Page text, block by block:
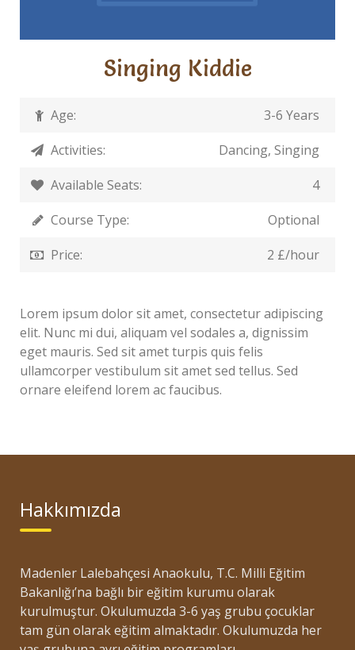
Singing Kiddie
Age:
3-6 Years
Activities:
Dancing, Singing
Available Seats:
4
Course Type:
Optional
Price:
2 £/hour
Lorem ipsum dolor sit amet, consectetur adipiscing
elit. Nunc mi dui, aliquam vel sodales a, dignissim
eget mauris. Sed sit amet turpis quis felis
ullamcorper vestibulum sit amet sed tellus. Sed
ornare eleifend lorem ac faucibus.
Hakkımızda
Madenler Lalebahçesi Anaokulu, T.C. Milli Eğitim
Bakanlığı’na bağlı bir eğitim kurumu olarak
kurulmuştur. Okulumuzda 3-6 yaş grubu çocuklar
tam gün olarak eğitim almaktadır. Okulumuzda her